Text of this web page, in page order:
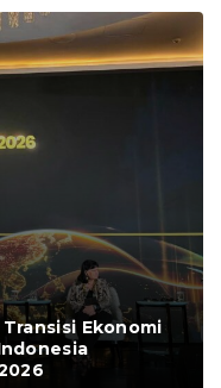
Ekonomi